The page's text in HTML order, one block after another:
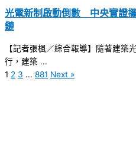
光電新制啟動倒數 中央實證
鏈
【記者張楓／綜合報導】隨著建築
行，建築 ...
1 2 3 ... 881 Next »